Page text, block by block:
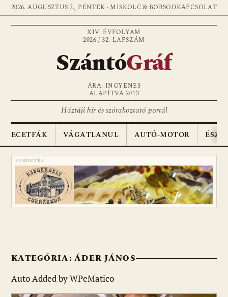
2026. AUGUSZTUS 7., PÉNTEK · MISKOLC & BORSODKAPCSOLAT
XIV. ÉVFOLYAM
2026 / 32. LAPSZÁM
SzántóGráf
ÁRA: INGYENES
ALAPÍTVA 2013
Háztáji hír és szórakoztató portál
ECETFÁK VÁGATLANUL AUTÓ-MOTOR
HIRDETÉS
KATEGÓRIA:ÁDER JÁNOS
Auto Added by WPeMatico